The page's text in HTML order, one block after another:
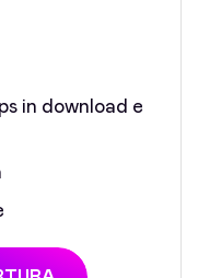
in download e